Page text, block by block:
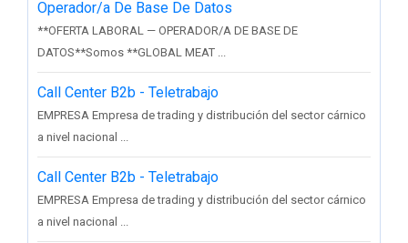
Operador/a De Base De Datos
**OFERTA LABORAL — OPERADOR/A DE BASE DE
DATOS**Somos **GLOBAL MEAT ...
Call Center B2b - Teletrabajo
EMPRESA Empresa de trading y distribución del sector cárnico
a nivel nacional ...
Call Center B2b - Teletrabajo
EMPRESA Empresa de trading y distribución del sector cárnico
a nivel nacional ...